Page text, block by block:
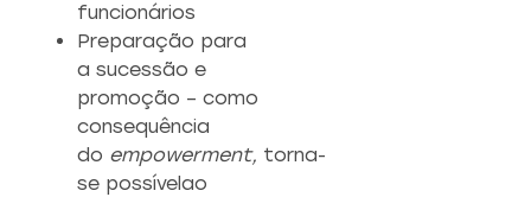
funcionários
Preparação para
a sucessão e
promoção – como
consequência
do empowerment, torna-
se possívelao